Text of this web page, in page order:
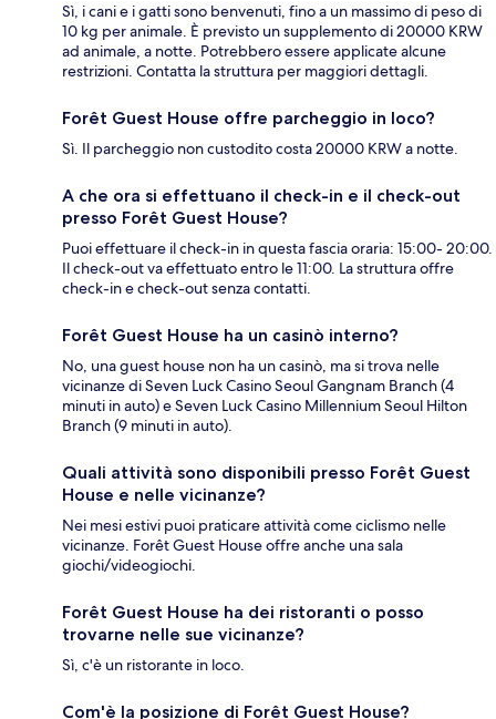
Sì, i cani e i gatti sono benvenuti, fino a un massimo di peso di
10 kg per animale. È previsto un supplemento di 20000 KRW
ad animale, a notte. Potrebbero essere applicate alcune
restrizioni. Contatta la struttura per maggiori dettagli.
Forêt Guest House offre parcheggio in loco?
Sì. Il parcheggio non custodito costa 20000 KRW a notte.
A che ora si effettuano il check-in e il check-out
presso Forêt Guest House?
Puoi effettuare il check-in in questa fascia oraria: 15:00- 20:00.
Il check-out va effettuato entro le 11:00. La struttura offre
check-in e check-out senza contatti.
Forêt Guest House ha un casinò interno?
No, una guest house non ha un casinò, ma si trova nelle
vicinanze di Seven Luck Casino Seoul Gangnam Branch (4
minuti in auto) e Seven Luck Casino Millennium Seoul Hilton
Branch (9 minuti in auto).
Quali attività sono disponibili presso Forêt Guest
House e nelle vicinanze?
Nei mesi estivi puoi praticare attività come ciclismo nelle
vicinanze. Forêt Guest House offre anche una sala
giochi/videogiochi.
Forêt Guest House ha dei ristoranti o posso
trovarne nelle sue vicinanze?
Sì, c'è un ristorante in loco.
Com'è la posizione di Forêt Guest House?